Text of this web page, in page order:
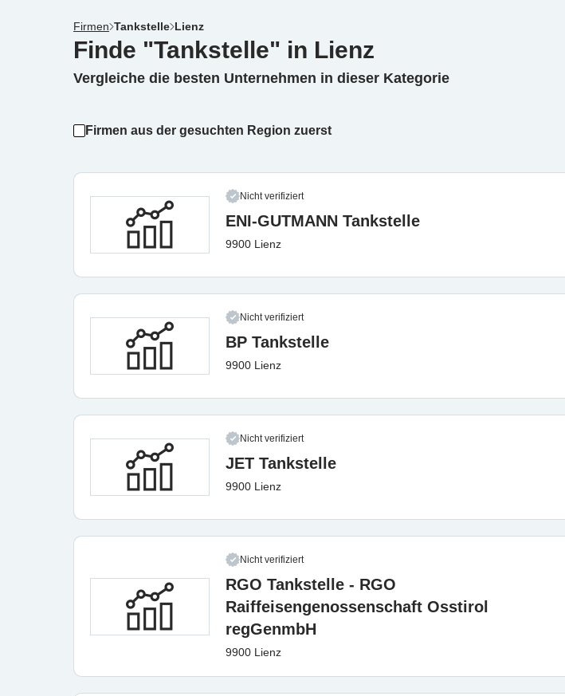
Firmen Tankstelle Lienz
Finde "Tankstelle" in Lienz
Vergleiche die besten Unternehmen in dieser Kategorie
Firmen aus der gesuchten Region zuerst
Nicht verifiziert
ENI-GUTMANN Tankstelle
9900 Lienz
Nicht verifiziert
BP Tankstelle
9900 Lienz
Nicht verifiziert
JET Tankstelle
9900 Lienz
Nicht verifiziert
RGO Tankstelle - RGO
Raiffeisengenossenschaft Osstirol
regGenmbH
9900 Lienz